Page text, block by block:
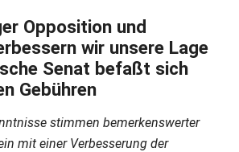
Opposition und
wir unsere Lage
Senat befaßt sich
Gebühren
stimmen bemerkenswerter
mit einer Verbesserung der